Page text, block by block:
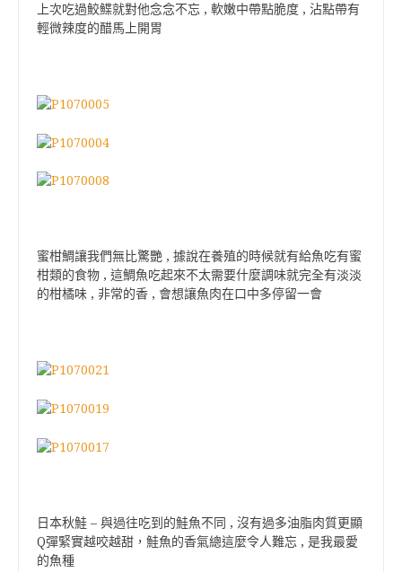
上次吃過鮫鰈就對他念念不忘 , 軟嫩中帶點脆度 , 沾點帶有
輕微辣度的醋馬上開胃
蜜柑鯛讓我們無比驚艷 , 據說在養殖的時候就有給魚吃有蜜
柑類的食物 , 這鯛魚吃起來不太需要什麼調味就完全有淡淡
的柑橘味 , 非常的香 , 會想讓魚肉在口中多停留一會
日本秋鮭 – 與過往吃到的鮭魚不同 , 沒有過多油脂肉質更顯
Q彈緊實越咬越甜，鮭魚的香氣總這麼令人難忘 , 是我最愛
的魚種